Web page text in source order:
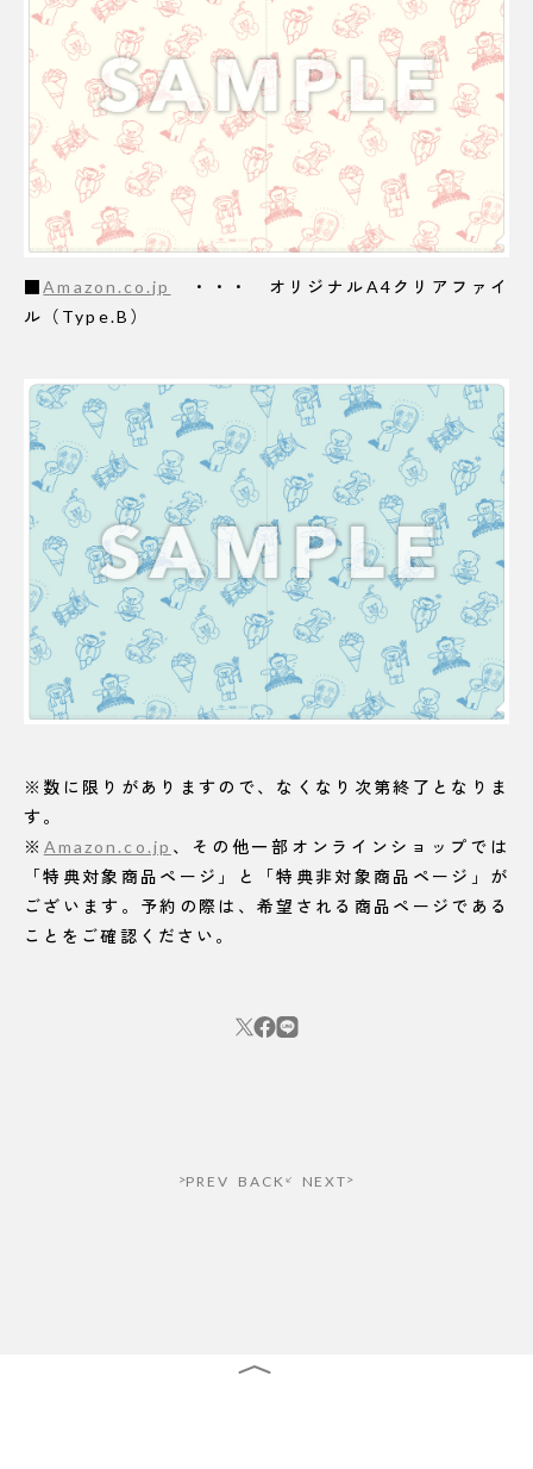
■Amazon.co.jp
・・・ オリジナルA4クリアファイ
ル（Type.B）
※数に限りがありますので、なくなり次第終了となりま
す。
※ Amazon.co.jp 、その他一部オンラインショップでは
「特典対象商品ページ」と「特典非対象商品ページ」が
ございます。予約の際は、希望される商品ページである
ことをご確認ください。
PREV BACK NEXT